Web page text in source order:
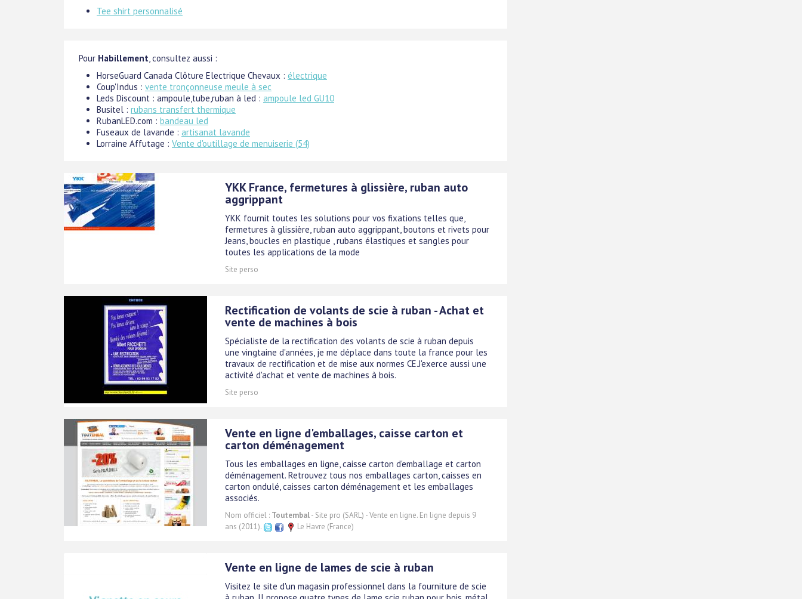
Tee shirt personnalisé
Pour Habillement , consultez aussi :
HorseGuard Canada Clôture Electrique Chevaux : électrique
Coup'Indus : vente tronçonneuse meule à sec
Leds Discount : ampoule,tube,ruban à led : ampoule led GU10
Busitel : rubans transfert thermique
RubanLED.com : bandeau led
Fuseaux de lavande : artisanat lavande
Lorraine Affutage : Vente d'outillage de menuiserie (54)
YKK France, fermetures à glissière, ruban auto
aggrippant
YKK fournit toutes les solutions pour vos fixations telles que,
fermetures à glissière, ruban auto aggrippant, boutons et rivets pour
Jeans, boucles en plastique , rubans élastiques et sangles pour
toutes les applications de la mode
Site perso
Rectification de volants de scie à ruban - Achat et
vente de machines à bois
Spécialiste de la rectification des volants de scie à ruban depuis
une vingtaine d'années, je me déplace dans toute la france pour les
travaux de rectification et de mise aux normes CE.J'exerce aussi une
activité d'achat et vente de machines à bois.
Site perso
Vente en ligne d'emballages, caisse carton et
carton déménagement
Tous les emballages en ligne, caisse carton d'emballage et carton
déménagement. Retrouvez tous nos emballages carton, caisses en
carton ondulé, caisses carton déménagement et les emballages
associés.
Nom officiel : Toutembal- Site pro (SARL) - Vente en ligne. En ligne depuis 9
ans (2011).
Le Havre (France)
Vente en ligne de lames de scie à ruban
Visitez le site d'un magasin professionnel dans la fourniture de scie